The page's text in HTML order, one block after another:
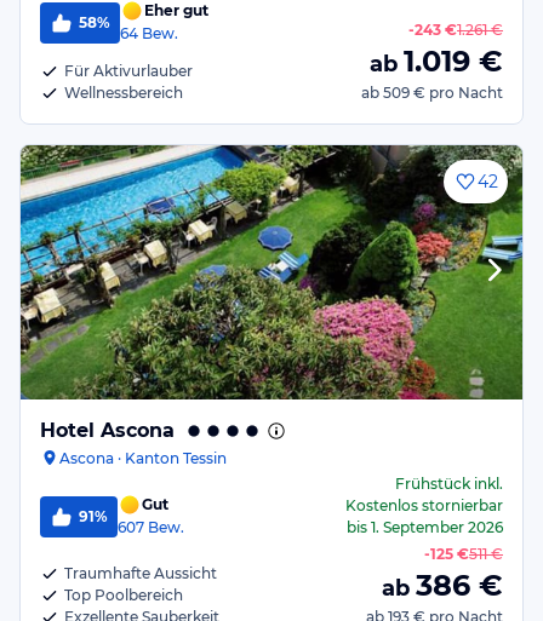
58%
Eher gut
64 Bew.
Für Aktivurlauber
Wellnessbereich
-243 €1.261 €
ab 1.019 €
ab 509 € pro Nacht
42
Hotel Ascona
Ascona · Kanton Tessin
91%
Gut
607 Bew.
Traumhafte Aussicht
Top Poolbereich
Exzellente Sauberkeit
Frühstückinkl.
Kostenlos stornierbar
bis 1. September 2026
-125 €511 €
ab 386 €
ab 193 € pro Nacht